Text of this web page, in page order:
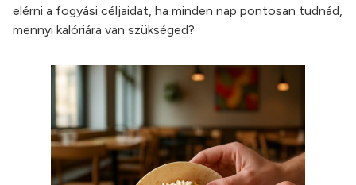
elérni a fogyási céljaidat, ha minden nap pontosan tudnád,
mennyi kalóriára van szükséged?